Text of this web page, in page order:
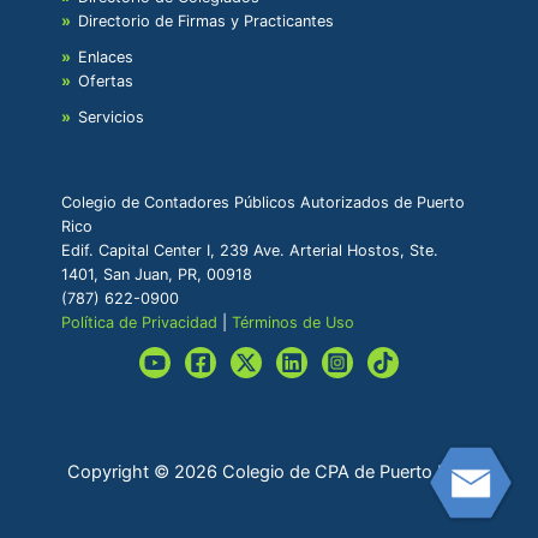
Directorio de Firmas y Practicantes
Enlaces
Ofertas
Servicios
Colegio de Contadores Públicos Autorizados de Puerto
Rico
Edif. Capital Center I, 239 Ave. Arterial Hostos, Ste.
1401, San Juan, PR, 00918
(787) 622-0900
Política de Privacidad |Términos de Uso
Copyright © 2026 Colegio de CPA de Puerto Rico